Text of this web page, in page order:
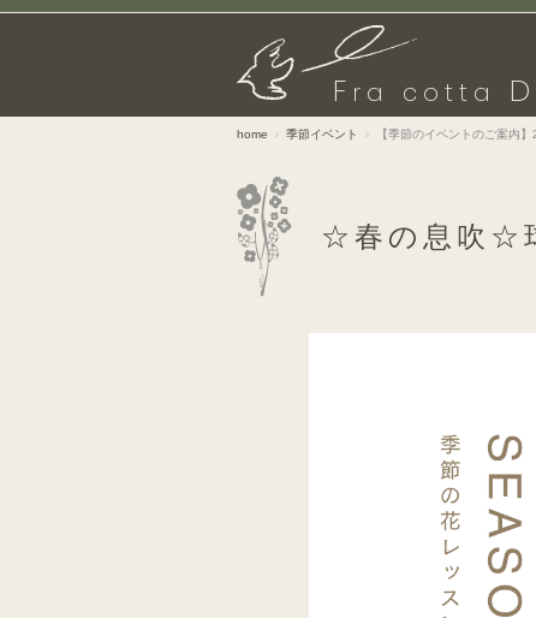
F ra cotta D
home 季節イベント 【季節のイベントのご案内
☆春の息吹☆